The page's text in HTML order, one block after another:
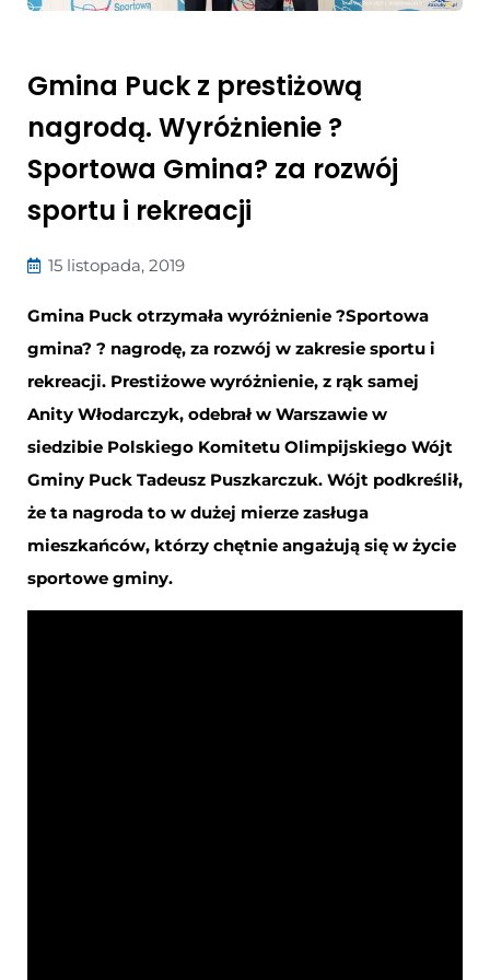
Gmina Puck z prestiżową
nagrodą. Wyróżnienie ?
Sportowa Gmina? za rozwój
sportu i rekreacji
15 listopada, 2019
Gmina Puck otrzymała wyróżnienie ?Sportowa
gmina? ? nagrodę, za rozwój w zakresie sportu i
rekreacji. Prestiżowe wyróżnienie, z rąk samej
Anity Włodarczyk, odebrał w Warszawie w
siedzibie Polskiego Komitetu Olimpijskiego Wójt
Gminy Puck Tadeusz Puszkarczuk. Wójt podkreślił,
że ta nagroda to w dużej mierze zasługa
mieszkańców, którzy chętnie angażują się w życie
sportowe gminy.